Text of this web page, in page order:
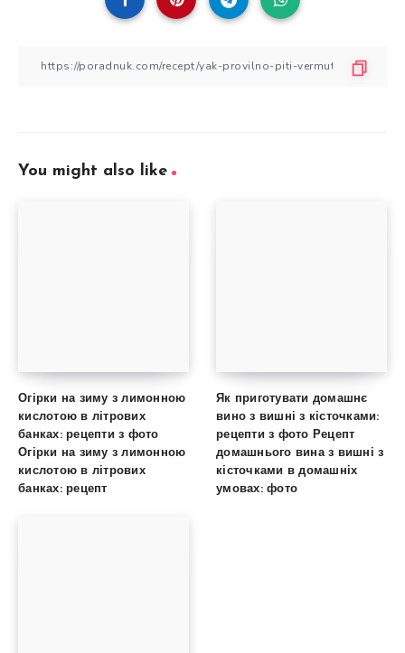
You might also like
Огірки на зиму з лимонною
кислотою в літрових
банках: рецепти з фото
Огірки на зиму з лимонною
кислотою в літрових
банках: рецепт
Як приготувати домашнє
вино з вишні з кісточками:
рецепти з фото Рецепт
домашнього вина з вишні з
кісточками в домашніх
умовах: фото